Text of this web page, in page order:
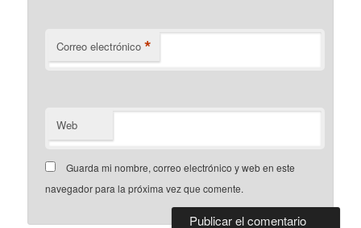
Correo electrónico *
Web
Guarda mi nombre, correo electrónico y web en este
navegador para la próxima vez que comente.